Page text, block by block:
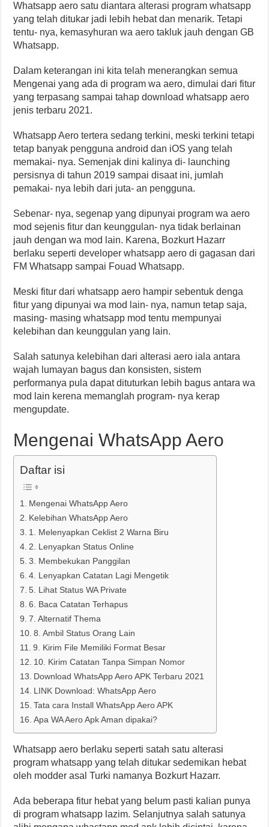
Whatsapp aero satu diantara alterasi program whatsapp
yang telah ditukar jadi lebih hebat dan menarik. Tetapi
tentu- nya, kemasyhuran wa aero takluk jauh dengan GB
Whatsapp.
Dalam keterangan ini kita telah menerangkan semua
Mengenai yang ada di program wa aero, dimulai dari fitur
yang terpasang sampai tahap download whatsapp aero
jenis terbaru 2021.
Whatsapp Aero tertera sedang terkini, meski terkini tetapi
tetap banyak pengguna android dan iOS yang telah
memakai- nya. Semenjak dini kalinya di- launching
persisnya di tahun 2019 sampai disaat ini, jumlah
pemakai- nya lebih dari juta- an pengguna.
Sebenar- nya, segenap yang dipunyai program wa aero
mod sejenis fitur dan keunggulan- nya tidak berlainan
jauh dengan wa mod lain. Karena, Bozkurt Hazarr
berlaku seperti developer whatsapp aero di gagasan dari
FM Whatsapp sampai Fouad Whatsapp.
Meski fitur dari whatsapp aero hampir sebentuk denga
fitur yang dipunyai wa mod lain- nya, namun tetap saja,
masing- masing whatsapp mod tentu mempunyai
kelebihan dan keunggulan yang lain.
Salah satunya kelebihan dari alterasi aero iala antara
wajah lumayan bagus dan konsisten, sistem
performanya pula dapat dituturkan lebih bagus antara wa
mod lain kerena memanglah program- nya kerap
mengupdate.
Mengenai WhatsApp Aero
Daftar isi
Mengenai WhatsApp Aero
Kelebihan WhatsApp Aero
1. Melenyapkan Ceklist 2 Warna Biru
2. Lenyapkan Status Online
3. Membekukan Panggilan
4. Lenyapkan Catatan Lagi Mengetik
5. Lihat Status WA Private
6. Baca Catatan Terhapus
7. Alternatif Thema
8. Ambil Status Orang Lain
9. Kirim File Memiliki Format Besar
10. Kirim Catatan Tanpa Simpan Nomor
Download WhatsApp Aero APK Terbaru 2021
LINK Download: WhatsApp Aero
Tata cara Install WhatsApp Aero APK
Apa WA Aero Apk Aman dipakai?
Whatsapp aero berlaku seperti satah satu alterasi
program whatsapp yang telah ditukar sedemikan hebat
oleh modder asal Turki namanya Bozkurt Hazarr.
Ada beberapa fitur hebat yang belum pasti kalian punya
di program whatsapp lazim. Selanjutnya salah satunya